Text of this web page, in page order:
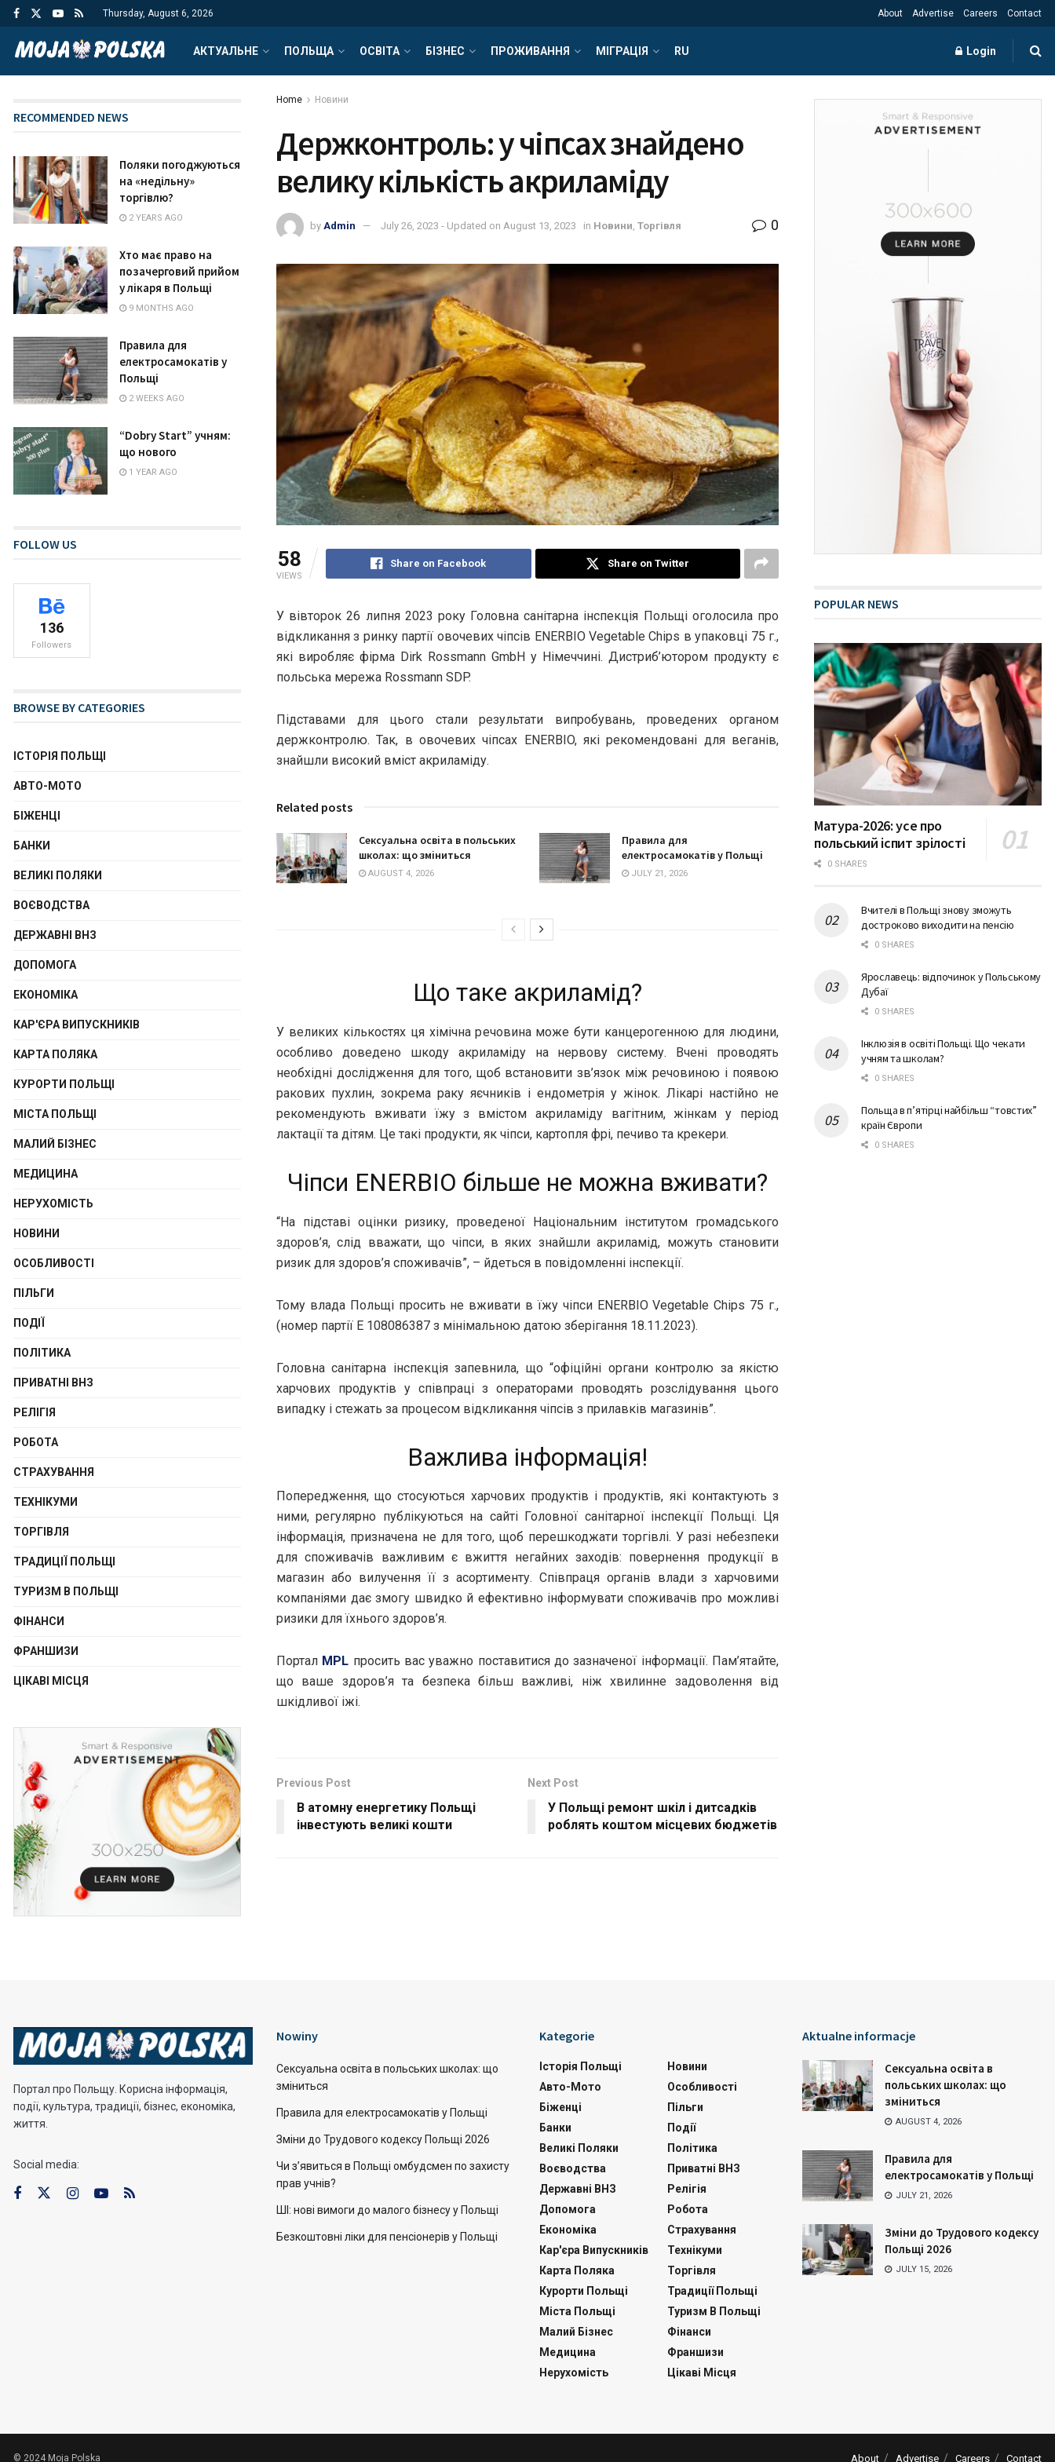
Thursday, August 6, 2026 About Advertise Careers Contact
АКТУАЛЬНЕ ПОЛЬЩА ОСВІТА БІЗНЕС ПРОЖИВАННЯ МІГРАЦІЯ RU Login
Home Новини
Держконтроль: у чіпсах знайдено
велику кількість акриламіду
by Admin July 26, 2023 - Updated on August 13, 2023 in Новини Торгівля 0
58
VIEWS
Share on Facebook Share on Twitter
У вівторок 26 липня 2023 року Головна санітарна інспекція Польщі оголосила про
відкликання з ринку партії овочевих чіпсів ENERBIO Vegetable Chips в упаковці 75 г.,
які виробляє фірма Dirk Rossmann GmbH у Німеччині. Дистриб’ютором продукту є
польська мережа Rossmann SDP.
Підставами для цього стали результати випробувань, проведених органом
держконтролю. Так, в овочевих чіпсах ENERBIO, які рекомендовані для веганів,
знайшли високий вміст акриламіду.
Related posts
Сексуальна освіта в польських
школах: що зміниться
AUGUST 4, 2026
Правила для
електросамокатів у Польщі
JULY 21, 2026
Що таке акриламід?
У великих кількостях ця хімічна речовина може бути канцерогенною для людини,
особливо доведено шкоду акриламіду на нервову систему. Вчені проводять
необхідні дослідження для того, щоб встановити зв’язок між речовиною і появою
ракових пухлин, зокрема раку яєчників і ендометрія у жінок. Лікарі настійно не
рекомендують вживати їжу з вмістом акриламіду вагітним, жінкам у період
лактації та дітям. Це такі продукти, як чіпси, картопля фрі, печиво та крекери.
Чіпси ENERBIO більше не можна вживати?
“На підставі оцінки ризику, проведеної Національним інститутом громадського
здоров’я, слід вважати, що чіпси, в яких знайшли акриламід, можуть становити
ризик для здоров’я споживачів”, – йдеться в повідомленні інспекції.
Тому влада Польщі просить не вживати в їжу чіпси ENERBIO Vegetable Chips 75 г.,
(номер партії E 108086387 з мінімальною датою зберігання 18.11.2023).
Головна санітарна інспекція запевнила, що “офіційні органи контролю за якістю
харчових продуктів у співпраці з операторами проводять розслідування цього
випадку і стежать за процесом відкликання чіпсів з прилавків магазинів”.
Важлива інформація!
Попередження, що стосуються харчових продуктів і продуктів, які контактують з
ними, регулярно публікуються на сайті Головної санітарної інспекції Польщі. Ця
інформація, призначена не для того, щоб перешкоджати торгівлі. У разі небезпеки
для споживачів важливим є вжиття негайних заходів: повернення продукції в
магазин або вилучення її з асортименту. Співпраця органів влади з харчовими
компаніями дає змогу швидко й ефективно інформувати споживачів про можливі
ризики для їхнього здоров’я.
Портал MPL просить вас уважно поставитися до зазначеної інформації. Пам’ятайте,
що ваше здоров’я та безпека більш важливі, ніж хвилинне задоволення від
шкідливої іжі.
Previous Post
В атомну енергетику Польщі
інвестують великі кошти
Next Post
У Польщі ремонт шкіл і дитсадків
роблять коштом місцевих бюджетів
RECOMMENDED NEWS
Поляки погоджуються
на «недільну»
торгівлю?
2 YEARS AGO
Хто має право на
позачерговий прийом
у лікаря в Польщі
9 MONTHS AGO
Правила для
електросамокатів у
Польщі
2 WEEKS AGO
“Dobry Start” учням:
що нового
1 YEAR AGO
FOLLOW US
136
Followers
BROWSE BY CATEGORIES
ІСТОРІЯ ПОЛЬЩІ
АВТО-МОТО
БІЖЕНЦІ
БАНКИ
ВЕЛИКІ ПОЛЯКИ
ВОЄВОДСТВА
ДЕРЖАВНІ ВНЗ
ДОПОМОГА
ЕКОНОМІКА
КАР'ЄРА ВИПУСКНИКІВ
КАРТА ПОЛЯКА
КУРОРТИ ПОЛЬЩІ
МІСТА ПОЛЬЩІ
МАЛИЙ БІЗНЕС
МЕДИЦИНА
НЕРУХОМІСТЬ
НОВИНИ
ОСОБЛИВОСТІ
ПІЛЬГИ
ПОДІЇ
ПОЛІТИКА
ПРИВАТНІ ВНЗ
РЕЛІГІЯ
РОБОТА
СТРАХУВАННЯ
ТЕХНІКУМИ
ТОРГІВЛЯ
ТРАДИЦІЇ ПОЛЬЩІ
ТУРИЗМ В ПОЛЬЩІ
ФІНАНСИ
ФРАНШИЗИ
ЦІКАВІ МІСЦЯ
POPULAR NEWS
Матура-2026: усе про
польський іспит зрілості
0 SHARES
Вчителі в Польщі знову зможуть
достроково виходити на пенсію
0 SHARES
Ярославець: відпочинок у Польському
Дубаї
0 SHARES
Інклюзія в освіті Польщі. Що чекати
учням та школам?
0 SHARES
Польща в п’ятірці найбільш “товстих”
країн Європи
0 SHARES
Портал про Польщу. Корисна інформація,
події, культура, традиції, бізнес, економіка,
життя.
Social media:
Nowiny
Сексуальна освіта в польських школах: що
зміниться
Правила для електросамокатів у Польщі
Зміни до Трудового кодексу Польщі 2026
Чи з’явиться в Польщі омбудсмен по захисту
прав учнів?
ШІ: нові вимоги до малого бізнесу у Польщі
Безкоштовні ліки для пенсіонерів у Польщі
Kategorie
Історія Польщі
Авто-Мото
Біженці
Банки
Великі Поляки
Воєводства
Державні ВНЗ
Допомога
Економіка
Кар'єра Випускників
Карта Поляка
Курорти Польщі
Міста Польщі
Малий Бізнес
Медицина
Нерухомість
Новини
Особливості
Пільги
Події
Політика
Приватні ВНЗ
Релігія
Робота
Страхування
Технікуми
Торгівля
Традиції Польщі
Туризм В Польщі
Фінанси
Франшизи
Цікаві Місця
Aktualne informacje
Сексуальна освіта в
польських школах: що
зміниться
AUGUST 4, 2026
Правила для
електросамокатів у Польщі
JULY 21, 2026
Зміни до Трудового кодексу
Польщі 2026
JULY 15, 2026
About Advertise Careers Contact
© 2024 Moja Polska